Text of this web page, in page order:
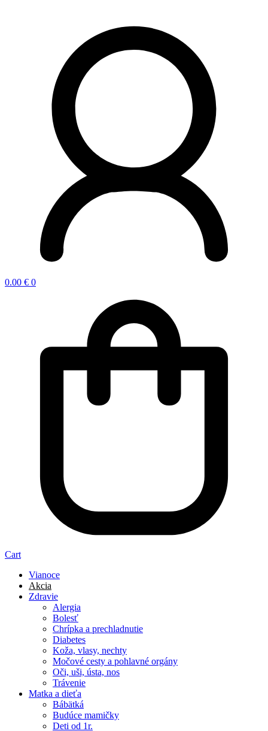
0.00 € 0
Cart
Vianoce
Akcia
Zdravie
Alergia
Bolesť
Chrípka a prechladnutie
Diabetes
Koža, vlasy, nechty
Močové cesty a pohlavné orgány
Oči, uši, ústa, nos
Trávenie
Matka a dieťa
Bábätká
Budúce mamičky
Deti od 1r.